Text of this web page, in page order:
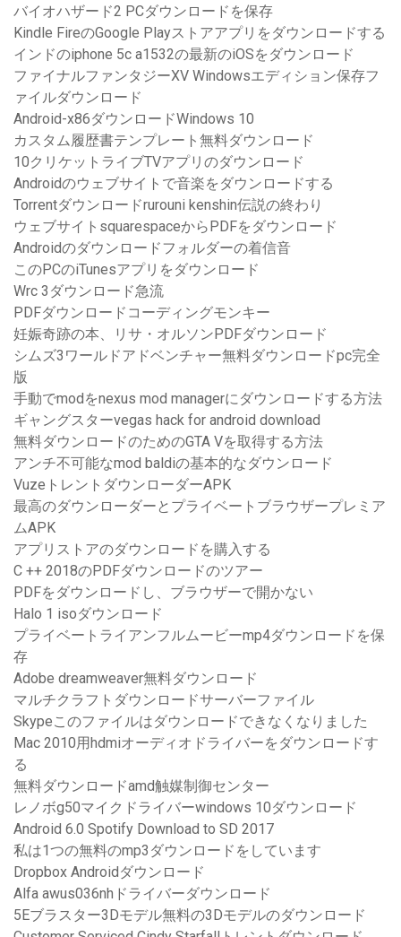
バイオハザード2 PCダウンロードを保存
Kindle FireのGoogle Playストアアプリをダウンロードする
インドのiphone 5c a1532の最新のiOSをダウンロード
ファイナルファンタジーXV Windowsエディション保存フ
ァイルダウンロード
Android-x86ダウンロードWindows 10
カスタム履歴書テンプレート無料ダウンロード
10クリケットライブTVアプリのダウンロード
Androidのウェブサイトで音楽をダウンロードする
Torrentダウンロードrurouni kenshin伝説の終わり
ウェブサイトsquarespaceからPDFをダウンロード
Androidのダウンロードフォルダーの着信音
このPCのiTunesアプリをダウンロード
Wrc 3ダウンロード急流
PDFダウンロードコーディングモンキー
妊娠奇跡の本、リサ・オルソンPDFダウンロード
シムズ3ワールドアドベンチャー無料ダウンロードpc完全
版
手動でmodをnexus mod managerにダウンロードする方法
ギャングスターvegas hack for android download
無料ダウンロードのためのGTA Vを取得する方法
アンチ不可能なmod baldiの基本的なダウンロード
VuzeトレントダウンローダーAPK
最高のダウンローダーとプライベートブラウザープレミア
ムAPK
アプリストアのダウンロードを購入する
C ++ 2018のPDFダウンロードのツアー
PDFをダウンロードし、ブラウザーで開かない
Halo 1 isoダウンロード
プライベートライアンフルムービーmp4ダウンロードを保
存
Adobe dreamweaver無料ダウンロード
マルチクラフトダウンロードサーバーファイル
Skypeこのファイルはダウンロードできなくなりました
Mac 2010用hdmiオーディオドライバーをダウンロードす
る
無料ダウンロードamd触媒制御センター
レノボg50マイクドライバーwindows 10ダウンロード
Android 6.0 Spotify Download to SD 2017
私は1つの無料のmp3ダウンロードをしています
Dropbox Androidダウンロード
Alfa awus036nhドライバーダウンロード
5Eブラスター3Dモデル無料の3Dモデルのダウンロード